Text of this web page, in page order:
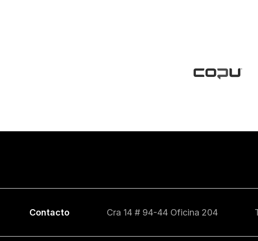
Contacto Cra 14 # 94-44 Oficina 204